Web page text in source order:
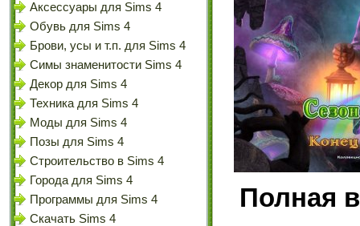
Аксессуары для Sims 4
Обувь для Sims 4
Брови, усы и т.п. для Sims 4
Симы знаменитости Sims 4
Декор для Sims 4
Техника для Sims 4
Моды для Sims 4
Позы для Sims 4
Строительство в Sims 4
Города для Sims 4
Программы для Sims 4
Скачать Sims 4
Полная